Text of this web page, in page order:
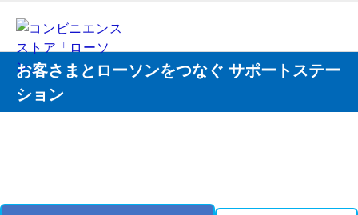
お客さまとローソンをつなぐ サポートステー
ション